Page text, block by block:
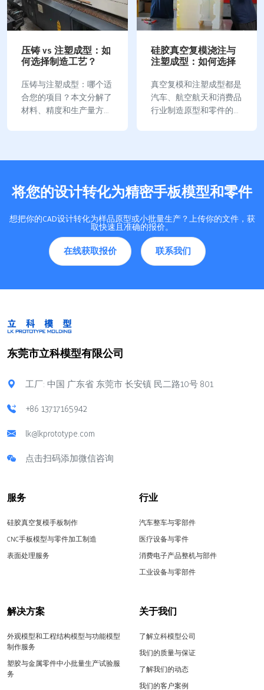
压铸 vs 注塑成型：如
何选择制造工艺？
压铸与注塑成型：哪个适
合您的项目？本文分解了
材料、精度和生产量方面
工艺，非常适合生产具有
件，主要使用铝和锌等有
色…
硅胶真空复模浇注与
注塑成型：如何选择
真空复模和注塑成型都是
汽车、航空航天和消费品
行业制造原型和零件的常
是硅胶真空复模浇注？
铸造工艺，其中液态聚合
物…
将您的设计转化为精密手板模型和零件
想把你的CAD设计转化为样品原型或小批量生产？上传你的文件，获
取快速且准确的报价。
在线获取报价 联系我们
东莞市立科模型有限公司
工厂: 中国 广东省 东莞市 长安镇 民二路10号 801
+86 13717165942
lk@lkprototype.com
点击扫码添加微信咨询
服务
硅胶真空复模手板制作
CNC手板模型与零件加工制造
表面处理服务
行业
汽车整车与零部件
医疗设备与零件
消费电子产品整机与部件
工业设备与零部件
解决方案
外观模型和工程结构模型与功能模型
制作服务
塑胶与金属零件中小批量生产试验服
务
关于我们
了解立科模型公司
我们的质量与保证
了解我们的动态
我们的客户案例